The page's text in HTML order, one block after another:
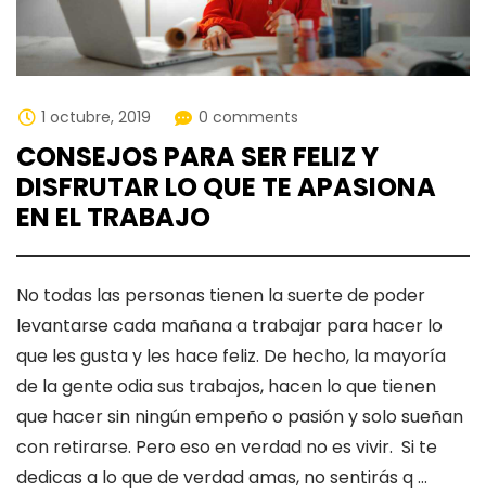
1 octubre, 2019 0 comments
CONSEJOS PARA SER FELIZ Y
DISFRUTAR LO QUE TE APASIONA
EN EL TRABAJO
No todas las personas tienen la suerte de poder
levantarse cada mañana a trabajar para hacer lo
que les gusta y les hace feliz. De hecho, la mayoría
de la gente odia sus trabajos, hacen lo que tienen
que hacer sin ningún empeño o pasión y solo sueñan
con retirarse. Pero eso en verdad no es vivir. Si te
dedicas a lo que de verdad amas, no sentirás q …